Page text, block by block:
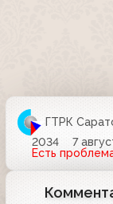
ГТРК
2034
7
Есть